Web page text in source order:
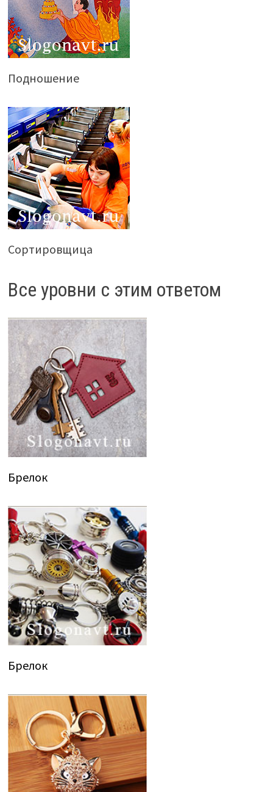
Подношение
Сортировщица
Все уровни с этим ответом
Брелок
Брелок